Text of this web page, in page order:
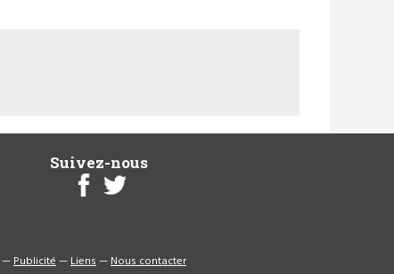
Suivez-nous
—Publicité—Liens—Nous contacter